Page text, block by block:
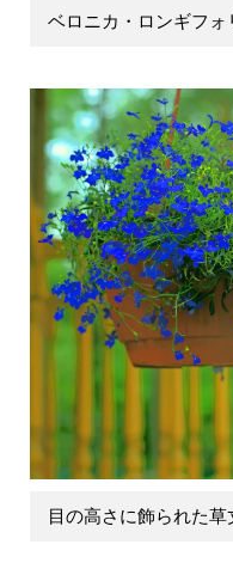
ベロニカ・ロンギフ
目の高さに飾られた